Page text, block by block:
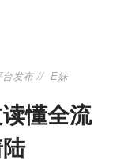
发布
E妹
懂全流